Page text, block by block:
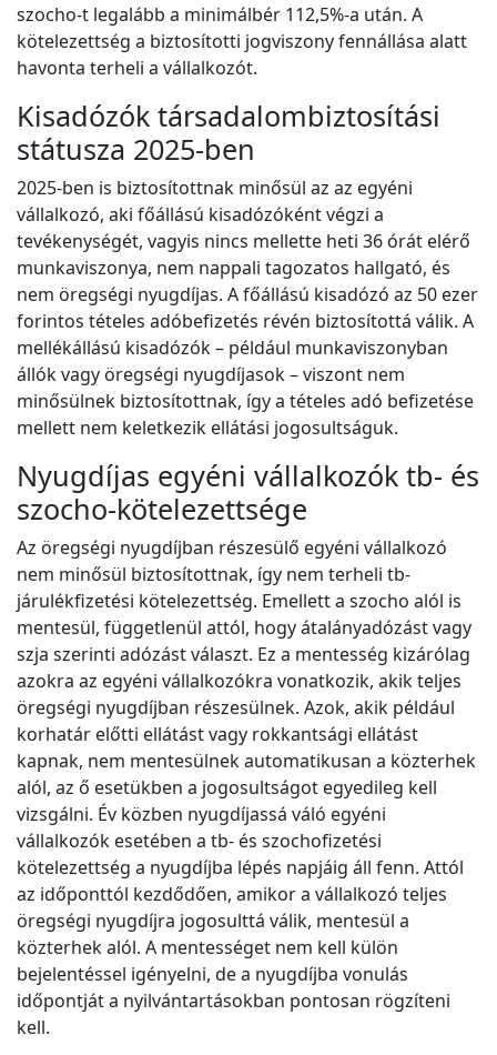
szocho-t legalább a minimálbér 112,5%-a után. A
kötelezettség a biztosítotti jogviszony fennállása alatt
havonta terheli a vállalkozót.
Kisadózók társadalombiztosítási
státusza 2025-ben
2025-ben is biztosítottnak minősül az az egyéni
vállalkozó, aki főállású kisadózóként végzi a
tevékenységét, vagyis nincs mellette heti 36 órát elérő
munkaviszonya, nem nappali tagozatos hallgató, és
nem öregségi nyugdíjas. A főállású kisadózó az 50 ezer
forintos tételes adóbefizetés révén biztosítottá válik. A
mellékállású kisadózók – például munkaviszonyban
állók vagy öregségi nyugdíjasok – viszont nem
minősülnek biztosítottnak, így a tételes adó befizetése
mellett nem keletkezik ellátási jogosultságuk.
Nyugdíjas egyéni vállalkozók tb- és
szocho-kötelezettsége
Az öregségi nyugdíjban részesülő egyéni vállalkozó
nem minősül biztosítottnak, így nem terheli tb-
járulékfizetési kötelezettség. Emellett a szocho alól is
mentesül, függetlenül attól, hogy átalányadózást vagy
szja szerinti adózást választ. Ez a mentesség kizárólag
azokra az egyéni vállalkozókra vonatkozik, akik teljes
öregségi nyugdíjban részesülnek. Azok, akik például
korhatár előtti ellátást vagy rokkantsági ellátást
kapnak, nem mentesülnek automatikusan a közterhek
alól, az ő esetükben a jogosultságot egyedileg kell
vizsgálni. Év közben nyugdíjassá váló egyéni
vállalkozók esetében a tb- és szochofizetési
kötelezettség a nyugdíjba lépés napjáig áll fenn. Attól
az időponttól kezdődően, amikor a vállalkozó teljes
öregségi nyugdíjra jogosulttá válik, mentesül a
közterhek alól. A mentességet nem kell külön
bejelentéssel igényelni, de a nyugdíjba vonulás
időpontját a nyilvántartásokban pontosan rögzíteni
kell.